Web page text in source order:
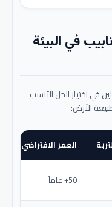
في البيئة
في اختيار الحل الأنسب
الأرض:
العمر الافتراضي
50+ عاماً